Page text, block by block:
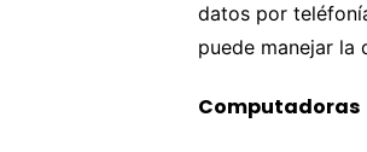
datos por
puede manejar la
Computadoras